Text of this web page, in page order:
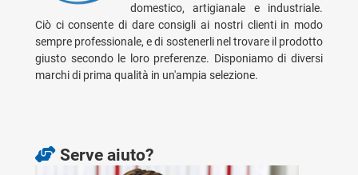
Ciò ci consente di dare consigli ai nostri clienti in modo
sempre professionale, e di sostenerli nel trovare il prodotto
giusto secondo le loro preferenze. Disponiamo di diversi
marchi di prima qualità in un'ampia selezione.